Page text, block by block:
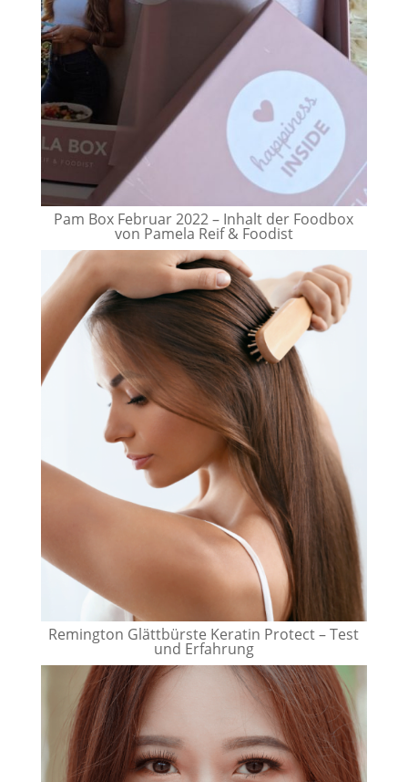
Pam Box Februar 2022 – Inhalt der Foodbox
von Pamela Reif & Foodist
Remington Glättbürste Keratin Protect – Test
und Erfahrung